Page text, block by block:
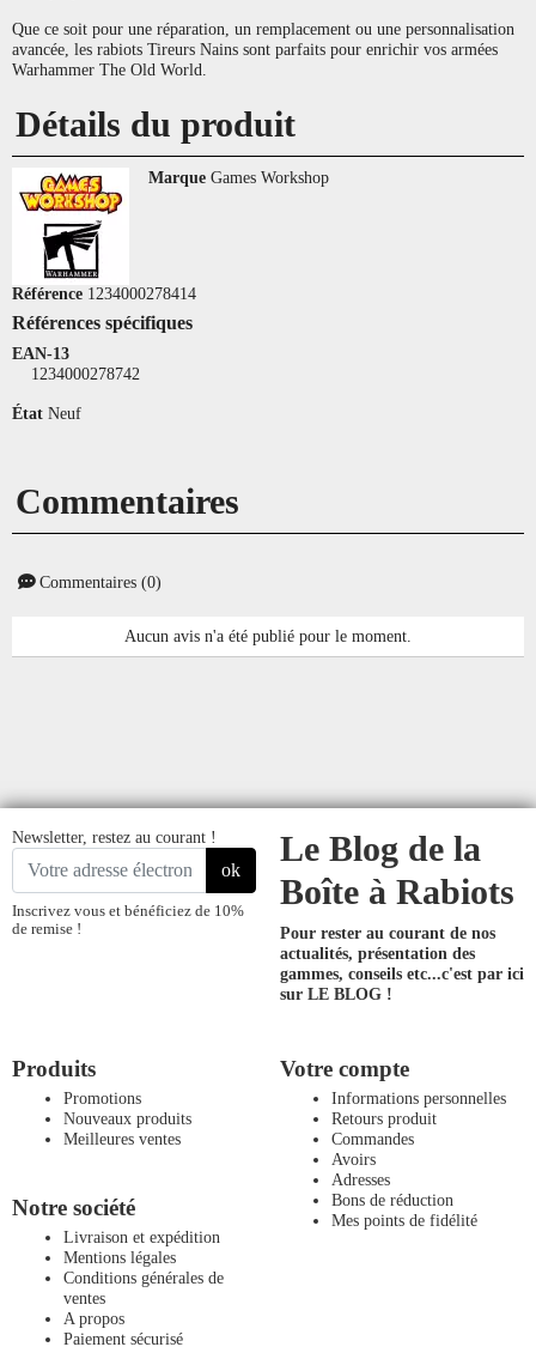
Que ce soit pour une réparation, un remplacement ou une personnalisation
avancée, les rabiots Tireurs Nains sont parfaits pour enrichir vos armées
Warhammer The Old World.
Détails du produit
Marque Games Workshop
Référence 1234000278414
Références spécifiques
EAN-13
1234000278742
État Neuf
Commentaires
Commentaires (0)
Aucun avis n'a été publié pour le moment.
Newsletter, restez au courant !
ok
Inscrivez vous et bénéficiez de 10%
de remise !
Le Blog de la
Boîte à Rabiots
Pour rester au courant de nos
actualités, présentation des
gammes, conseils etc...c'est par ici
sur LE BLOG !
Produits
Promotions
Nouveaux produits
Meilleures ventes
Notre société
Livraison et expédition
Mentions légales
Conditions générales de
ventes
A propos
Paiement sécurisé
Votre compte
Informations personnelles
Retours produit
Commandes
Avoirs
Adresses
Bons de réduction
Mes points de fidélité